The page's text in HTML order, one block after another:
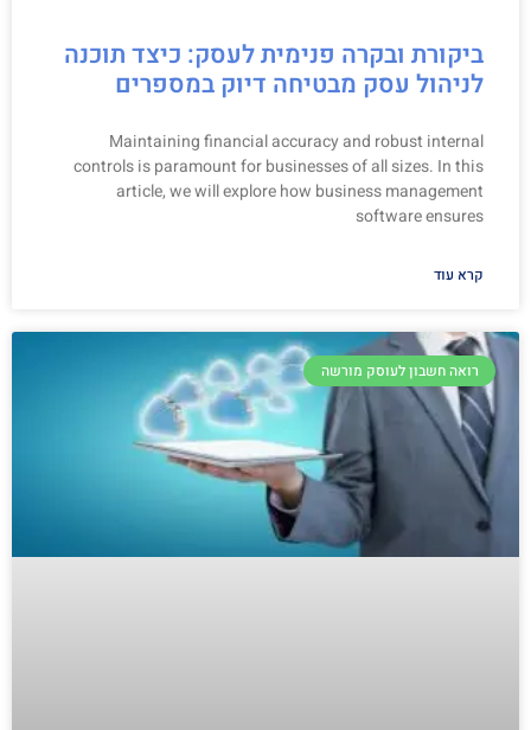
ביקורת ובקרה פנימית לעסק: כיצד תוכנה
לניהול עסק מבטיחה דיוק במספרים
Maintaining financial accuracy and robust internal
controls is paramount for businesses of all sizes. In this
article, we will explore how business management
software ensures
קרא עוד
רואה חשבון לעוסק מורשה